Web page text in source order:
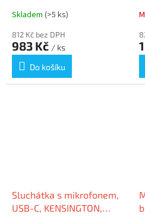
Skladem (>5 ks)
812 Kč bez DPH
983 Kč / ks
Do košíku
Sluchátka s mikrofonem,
USB-C, KENSINGTON,